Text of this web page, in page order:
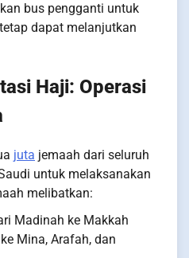
bus pengganti untuk
dapat melanjutkan
Haji: Operasi
juta jemaah dari seluruh
untuk melaksanakan
melibatkan:
Madinah ke Makkah
Mina, Arafah, dan